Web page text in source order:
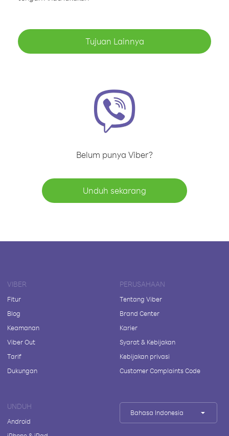
Tujuan Lainnya
Belum punya Viber?
Unduh sekarang
VIBER
Fitur
Blog
Keamanan
Viber Out
Tarif
Dukungan
PERUSAHAAN
Tentang Viber
Brand Center
Karier
Syarat & Kebijakan
Kebijakan privasi
Customer Complaints Code
UNDUH
Android
Bahasa Indonesia